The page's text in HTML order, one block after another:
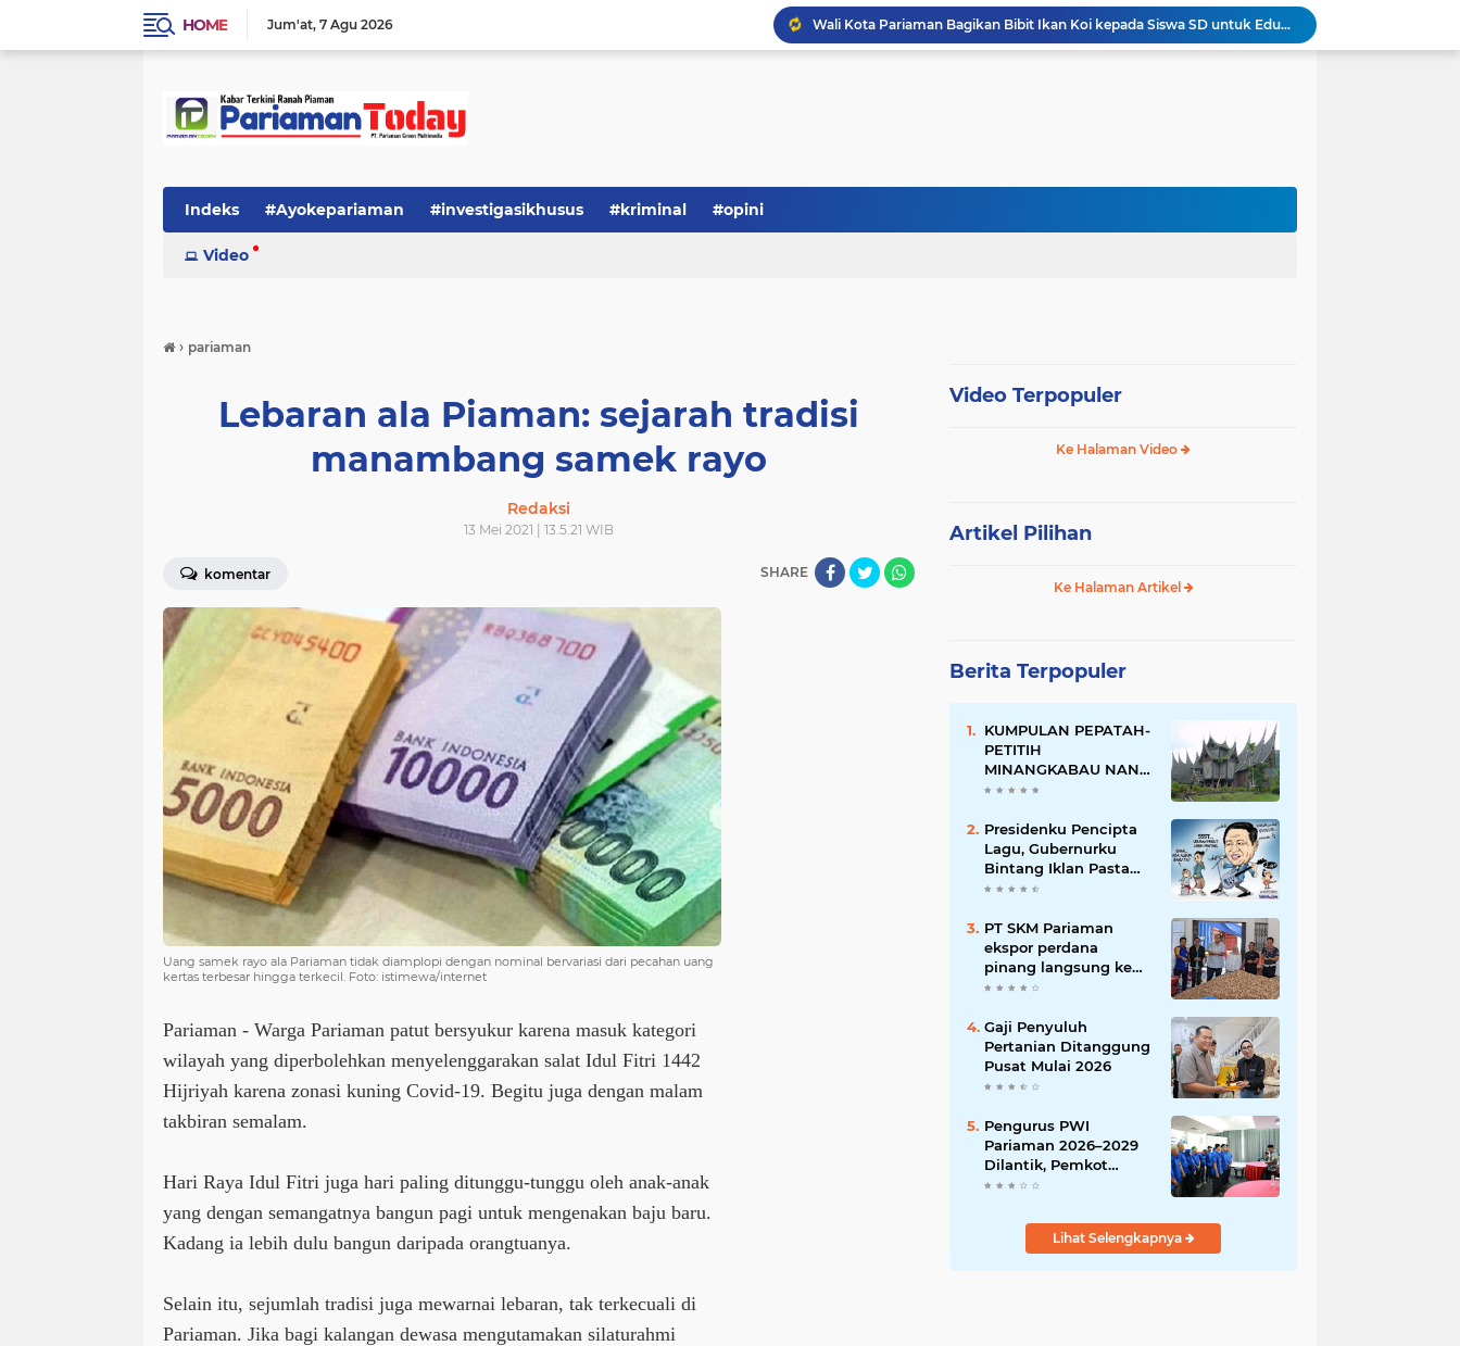
HOME Jum'at 7 Agu 2026
Wali Kota Pariaman Bagikan Bibit Ikan Koi kepada Siswa SD untuk Edukasi Perikanan
Wali Kota Pariaman Salurkan Bantuan bagi Korban Pohon Tumbang, Rumah Rusak Berat Akan Dibedah
Wali Kota Pariaman Lepas Kontingen Pramuka ke Jambore Nasional XII di Cibubur
Indeks #Ayokepariaman #investigasikhusus #kriminal #opini
Video
› pariaman
Lebaran ala Piaman: sejarah tradisi
manambang samek rayo
Redaksi
13 Mei 2021 | 13.5.21 WIB
komentar SHARE
Uang samek rayo ala Pariaman tidak diamplopi dengan nominal bervariasi dari pecahan uang
kertas terbesar hingga terkecil. Foto: istimewa/internet
Pariaman - Warga Pariaman patut bersyukur karena masuk kategori
wilayah yang diperbolehkan menyelenggarakan salat Idul Fitri 1442
Hijriyah karena zonasi kuning Covid-19. Begitu juga dengan malam
takbiran semalam.
Hari Raya Idul Fitri juga hari paling ditunggu-tunggu oleh anak-anak
yang dengan semangatnya bangun pagi untuk mengenakan baju baru.
Kadang ia lebih dulu bangun daripada orangtuanya.
Selain itu, sejumlah tradisi juga mewarnai lebaran, tak terkecuali di
Pariaman. Jika bagi kalangan dewasa mengutamakan silaturahmi
Video Terpopuler
Ke Halaman Video
Artikel Pilihan
Ke Halaman Artikel
Berita Terpopuler
KUMPULAN PEPATAH-
PETITIH
MINANGKABAU NAN
ELOK
Presidenku Pencipta
Lagu, Gubernurku
Bintang Iklan Pasta
Gigi
PT SKM Pariaman
ekspor perdana
pinang langsung ke
India
Gaji Penyuluh
Pertanian Ditanggung
Pusat Mulai 2026
Pengurus PWI
Pariaman 2026–2029
Dilantik, Pemkot
Tekankan Sinergi dan
Lihat Selengkapnya